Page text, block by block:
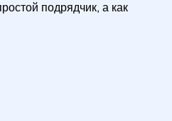
подрядчик, а как